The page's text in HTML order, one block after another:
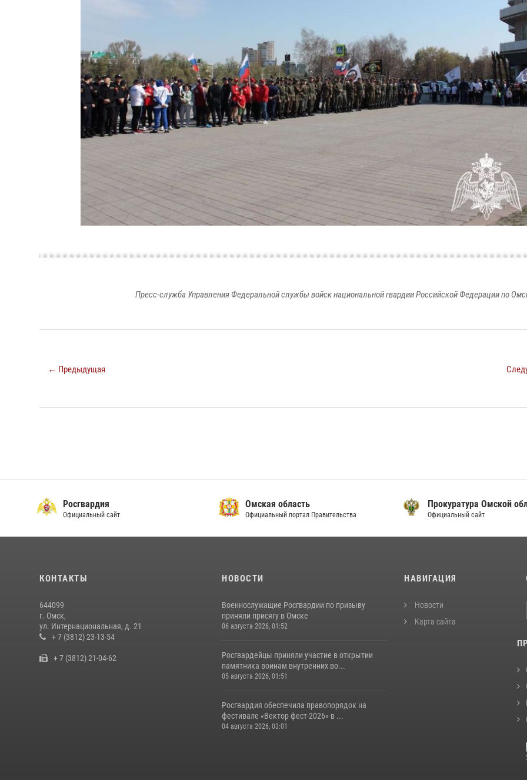
Пресс-служба Управления Федеральной службы войск национальной гвардии Российской Федерации по
← Предыдущая
Росгвардия
Официальный сайт
Омская область
Официальный портал Правительства
Прокуратура Омской
Официальный сайт
КОНТАКТЫ
644099
г. Омск,
ул. Интернациональная, д. 21
+ 7 (3812) 23-13-54
+ 7 (3812) 21-04-62
НОВОСТИ
Военнослужащие Росгвардии по призыву
приняли присягу в Омске
06 августа 2026, 01:52
Росгвардейцы приняли участие в открытии
памятника воинам внутренних во...
05 августа 2026, 01:51
Росгвардия обеспечила правопорядок на
фестивале «Вектор фест-2026» в ...
04 августа 2026, 03:01
НАВИГАЦИЯ
Новости
Карта сайта